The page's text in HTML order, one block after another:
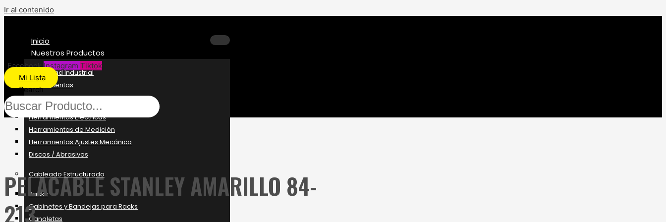
Ir al contenido
Inicio
Nuestros Productos
Seguridad Industrial
Herramientas
Herramientas Manuales
Herramientas Eléctricas
Herramientas de Medición
Herramientas Ajustes Mecánico
Discos / Abrasivos
Cableado Estructurado
Racks
Gabinetes y Bandejas para Racks
Canaletas
Facebook Instagram Tiktok
Mi Lista
Search
PELACABLE STANLEY AMARILLO 84-
213